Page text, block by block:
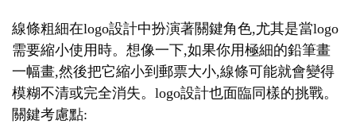
線條粗細在logo設計中扮演著關鍵角色,尤其是當logo
需要縮小使用時。想像一下,如果你用極細的鉛筆畫
一幅畫,然後把它縮小到郵票大小,線條可能就會變得
模糊不清或完全消失。logo設計也面臨同樣的挑戰。
關鍵考慮點: